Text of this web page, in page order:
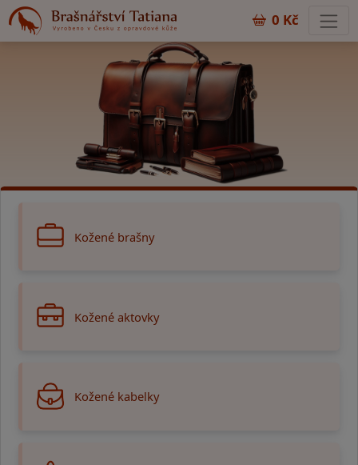
0 Kč
Kožené brašny
Kožené aktovky
Kožené kabelky